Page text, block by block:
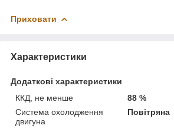
Приховати
Характеристики
Додаткові характеристики
ККД, не менше
88 %
Система охолодження
двигуна
Повітряна